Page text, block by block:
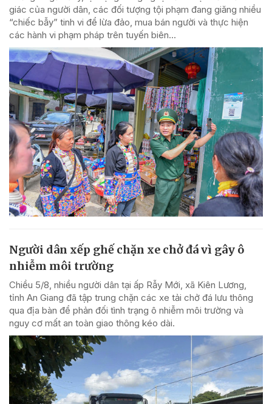
giác của người dân, các đối tượng tội phạm đang giăng nhiều
“chiếc bẫy” tinh vi để lừa đảo, mua bán người và thực hiện
các hành vi phạm pháp trên tuyến biên...
Người dân xếp ghế chặn xe chở đá vì gây ô
nhiễm môi trường
Chiều 5/8, nhiều người dân tại ấp Rẫy Mới, xã Kiên Lương,
tỉnh An Giang đã tập trung chặn các xe tải chở đá lưu thông
qua địa bàn để phản đối tình trạng ô nhiễm môi trường và
nguy cơ mất an toàn giao thông kéo dài.